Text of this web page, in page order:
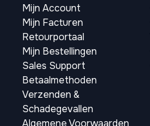
Mijn Account
Mijn Facturen
Retourportaal
Mijn Bestellingen
Sales Support
Betaalmethoden
Verzenden &
Schadegevallen
Algemene Voorwaarden